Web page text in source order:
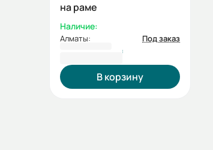
на раме
Наличие:
Алматы: Под заказ
В корзину